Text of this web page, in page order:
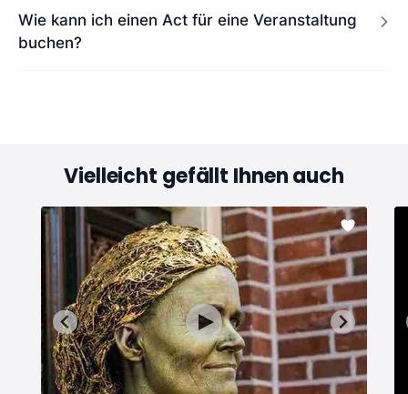
Wie kann ich einen Act für eine Veranstaltung
buchen?
Vielleicht gefällt Ihnen auch